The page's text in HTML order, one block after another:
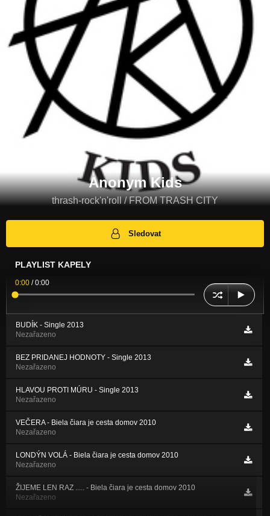
Anonym Kids
thrash-rock'n'roll / FROM TRASH CITY
Sledovat
PLAYLIST KAPELY
0:00 /0:00
BUDÍK - Single 2013
Nezařazeno
BEZ PRIDANEJ HODNOTY - Single 2013
Nezařazeno
HLAVOU PROTI MÚRU - Single 2013
Nezařazeno
VEČERA - Biela čiara je cesta domov 2010
Nezařazeno
LONDÝN VOLÁ - Biela čiara je cesta domov 2010
Nezařazeno
ŽIJEME LEN RAZ ..... - Biela čiara je cesta domov 2010
Nezařazeno